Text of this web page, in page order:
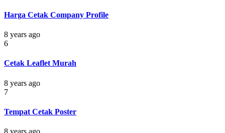
Harga Cetak Company Profile
8 years ago
6
Cetak Leaflet Murah
8 years ago
7
Tempat Cetak Poster